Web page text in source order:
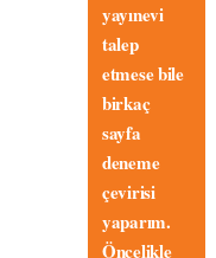
yayınevi
talep
etmese bile
birkaç
sayfa
deneme
çevirisi
yaparım.
Öncelikle